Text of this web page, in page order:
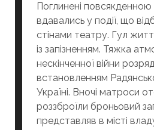
Поглинені
вдавались у події, що
стінами театру. Гул
із запізненням. Тяжка
нескінченної війни
встановленням
Україні. Вночі матроси
роззброїли броньовий
представляв в місті